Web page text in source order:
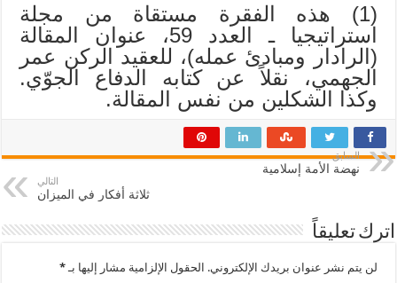
(1) هذه الفقرة مستقاة من مجلة
استراتيجيا ـ العدد 59، عنوان المقالة
(الرادار ومبادئ عمله)، للعقيد الركن عمر
الجهمي، نقلاً عن كتابه الدفاع الجوّي.
وكذا الشكلين من نفس المقالة.
السابق
نهضة الأمة إسلامية
التالي
ثلاثة أفكار في الميزان
اترك تعليقاً
لن يتم نشر عنوان بريدك الإلكتروني. الحقول الإلزامية مشار إليها بـ*